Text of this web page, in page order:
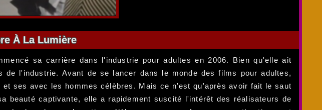
À La Lumière
sa carrière dans l'industrie pour adultes en 2006. Bien qu'elle ait
l'industrie. Avant de se lancer dans le monde des films pour adultes,
ses avec les hommes célèbres. Mais ce n'est qu'après avoir fait le saut
captivante, elle a rapidement suscité l'intérêt des réalisateurs de